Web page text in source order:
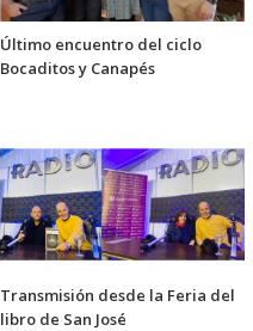
Último encuentro del ciclo
Bocaditos y Canapés
Transmisión desde la Feria del
libro de San José